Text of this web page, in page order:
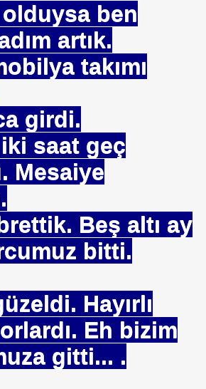
ben
artık.
takımı
girdi.
saat geç
Mesaiye
Beş altı ay
bitti.
Hayırlı
Eh bizim
gitti... .